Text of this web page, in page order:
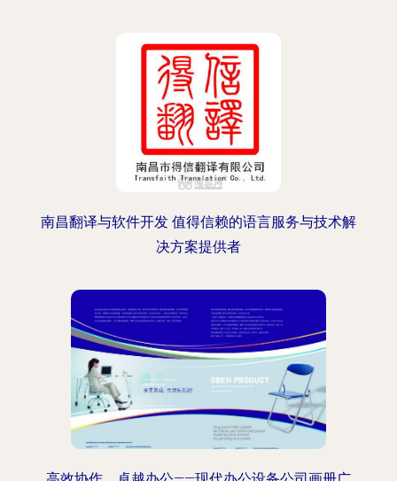
南昌翻译与软件开发 值得信赖的语言服务与技术解
决方案提供者